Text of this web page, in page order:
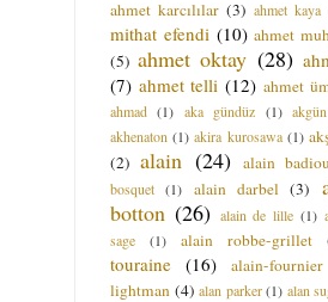
ahmet karcılılar (3) ahmet kaya
mithat efendi (10) ahmet
(5) ahmet oktay (28)
(7) ahmet telli (12) ahmet
ahmad (1) aka gündüz (1)
akhenaton (1) akira kurosawa (1)
(2) alain (24) alain badiou
bosquet (1) alain darbel (3)
botton (26) alain de lille (1)
sage
(1) alain robbe-grillet
touraine (16) alain-fournier
lightman (4) alan parker (1) alan